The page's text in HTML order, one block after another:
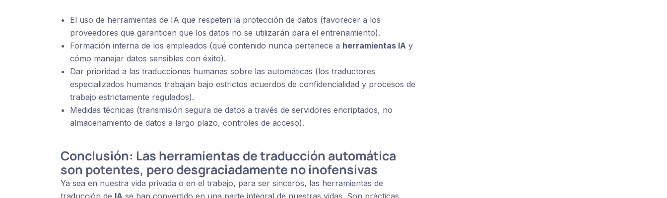
El uso de herramientas de IA que respeten la protección de datos (favorecer a los
proveedores que garanticen que los datos no se utilizarán para el entrenamiento).
Formación interna de los empleados (qué contenido nunca pertenece a herramientas IA y
cómo manejar datos sensibles con éxito).
Dar prioridad a las traducciones humanas sobre las automáticas (los traductores
especializados humanos trabajan bajo estrictos acuerdos de confidencialidad y procesos de
trabajo estrictamente regulados).
Medidas técnicas (transmisión segura de datos a través de servidores encriptados, no
almacenamiento de datos a largo plazo, controles de acceso).
Conclusión: Las herramientas de traducción automática
son potentes, pero desgraciadamente no inofensivas
Ya sea en nuestra vida privada o en el trabajo, para ser sinceros, las herramientas de
traducción de IA se han convertido en una parte integral de nuestras vidas. Son prácticas,